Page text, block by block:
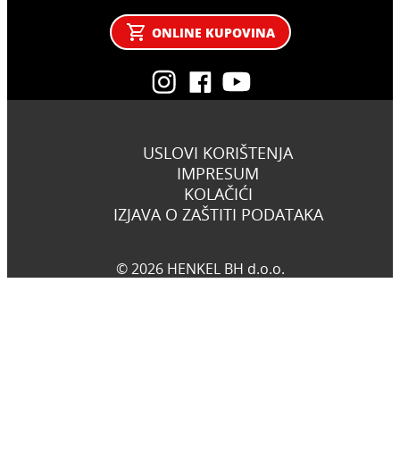
ONLINE KUPOVINA
USLOVI KORIŠTENJA
IMPRESUM
KOLAČIĆI
IZJAVA O ZAŠTITI PODATAKA
© 2026 HENKEL BH d.o.o.